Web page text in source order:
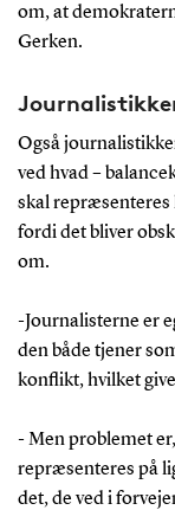
om, at
Gerken.
Også
ved hvad –
skal repræsenteres
fordi det bliver
om.
-Journalisterne er
den både tjener
konflikt, hvilket
- Men problemet
repræsenteres på
det, de ved i